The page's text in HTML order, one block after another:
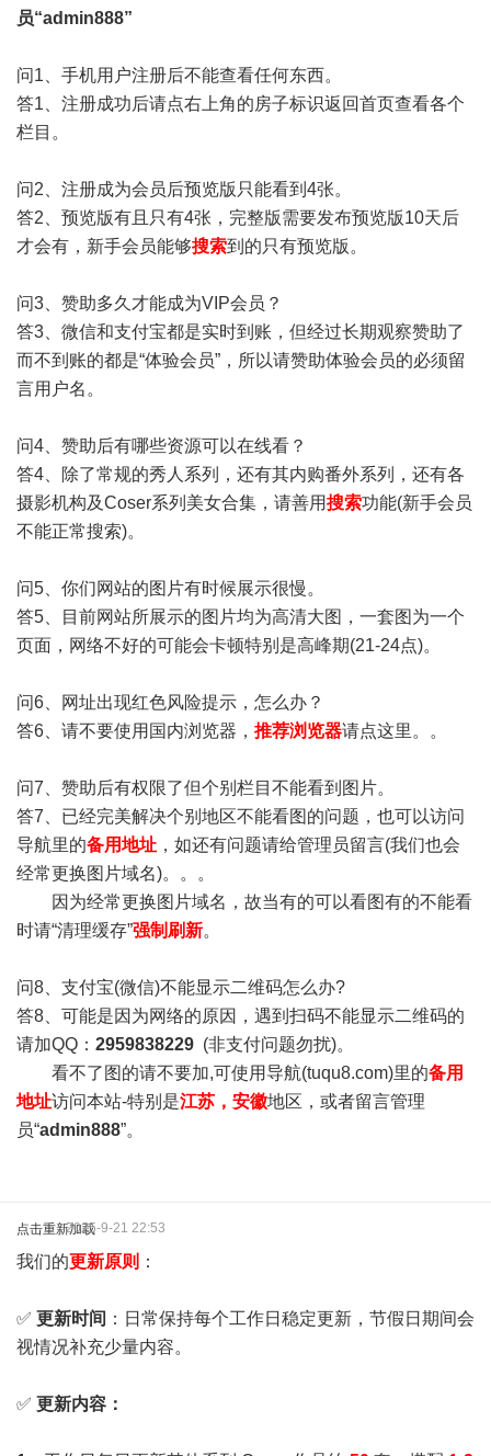
员“admin888”
问1、手机用户注册后不能查看任何东西。
答1、注册成功后请点右上角的房子标识返回首页查看各个
栏目。
问2、注册成为会员后预览版只能看到4张。
答2、预览版有且只有4张，完整版需要发布预览版10天后
才会有，新手会员能够搜索到的只有预览版。
问3、赞助多久才能成为VIP会员？
答3、微信和支付宝都是实时到账，但经过长期观察赞助了
而不到账的都是“体验会员”，所以请赞助体验会员的必须留
言用户名。
问4、赞助后有哪些资源可以在线看？
答4、除了常规的秀人系列，还有其内购番外系列，还有各
摄影机构及Coser系列美女合集，请善用搜索功能(新手会员
不能正常搜索)。
问5、你们网站的图片有时候展示很慢。
答5、目前网站所展示的图片均为高清大图，一套图为一个
页面，网络不好的可能会卡顿特别是高峰期(21-24点)。
问6、网址出现红色风险提示，怎么办？
答6、请不要使用国内浏览器， 推荐浏览器请点这里。。
问7、赞助后有权限了但个别栏目不能看到图片。
答7、已经完美解决个别地区不能看图的问题，也可以访问
导航里的备用地址 ，如还有问题请给管理员留言(我们也会
经常更换图片域名)。。。
因为经常更换图片域名，故当有的可以看图有的不能看
时请“清理缓存”强制刷新。
问8、支付宝(微信)不能显示二维码怎么办?
答8、可能是因为网络的原因，遇到扫码不能显示二维码的
请加QQ： 2959838229 (非支付问题勿扰)。
看不了图的请不要加,可使用导航(tuqu8.com)里的备用
地址访问本站-特别是江苏，安徽地区，或者留言管理
员“admin888”。
点击重新加载2025-9-21 22:53
我们的更新原则 ：
✅ 更新时间 ：日常保持每个工作日稳定更新，节假日期间会
视情况补充少量内容。
✅ 更新内容：